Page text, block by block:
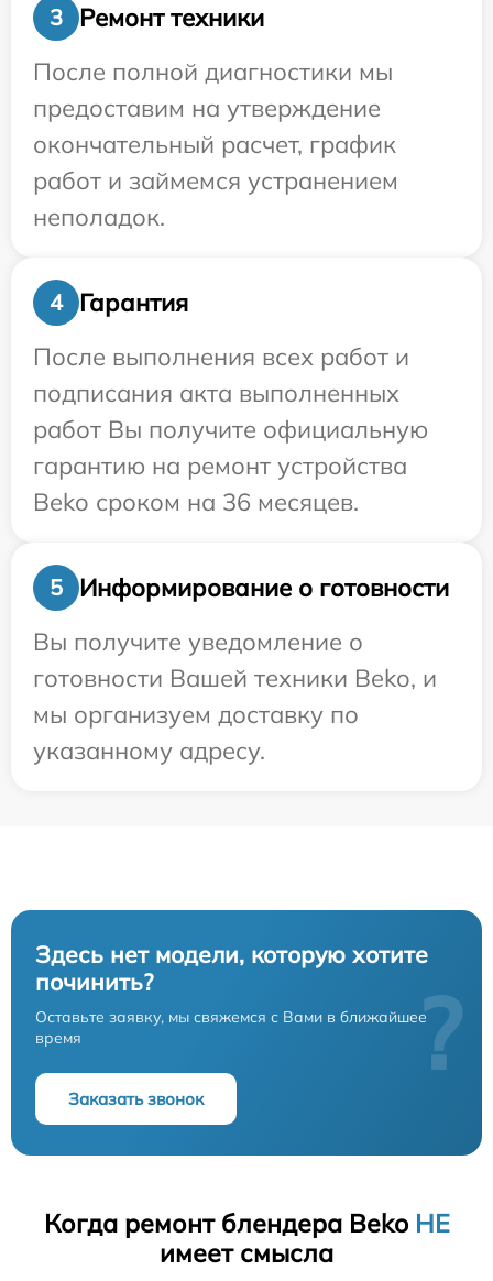
3
Ремонт техники
После полной диагностики мы
предоставим на утверждение
окончательный расчет, график
работ и займемся устранением
неполадок.
4
Гарантия
После выполнения всех работ и
подписания акта выполненных
работ Вы получите официальную
гарантию на ремонт устройства
Beko сроком на 36 месяцев.
5
Информирование о готовности
Вы получите уведомление о
готовности Вашей техники Beko, и
мы организуем доставку по
указанному адресу.
Здесь нет модели, которую хотите
починить?
Оставьте заявку, мы свяжемся с Вами в ближайшее
время
Заказать звонок
?
Когда ремонт блендера Beko НЕ
имеет смысла